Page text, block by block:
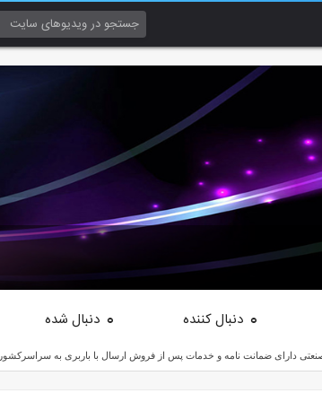
0 دنبال کننده 0 دنبال شده
صنعتی دارای ضمانت نامه و خدمات پس از فروش ارسال با باربری به سراسرکشور